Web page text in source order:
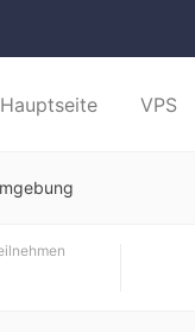
Hauptseite VPS